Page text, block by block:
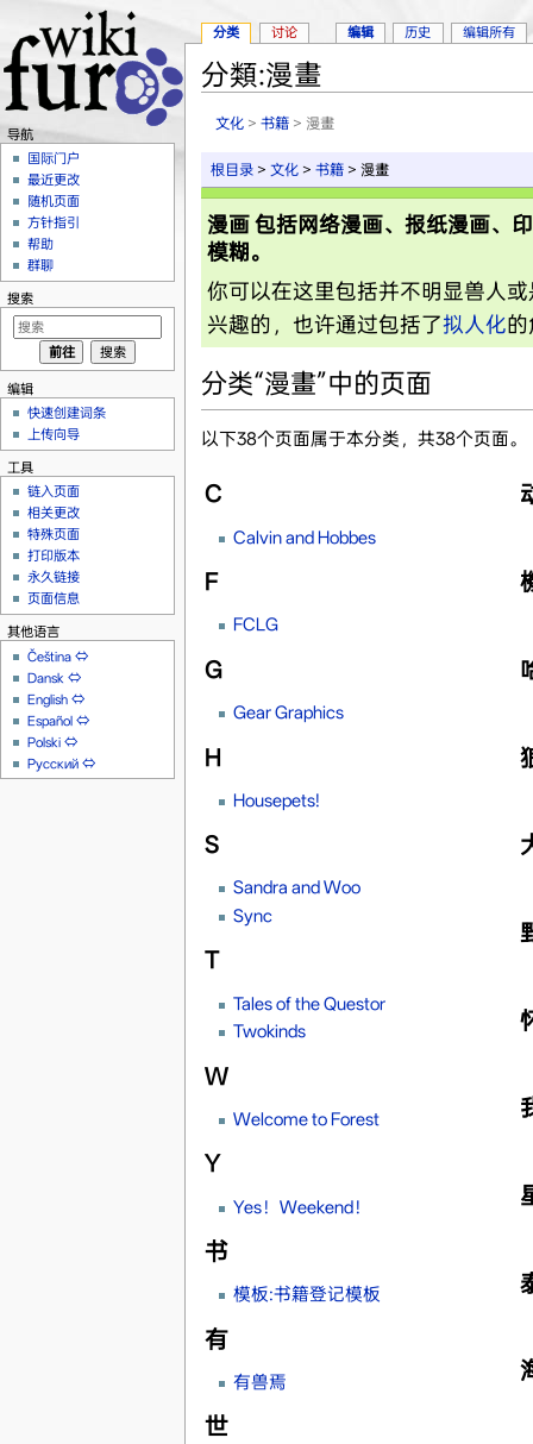
分類:漫畫
文化 >书籍 > 漫畫
根目录 >文化 >书籍 > 漫畫
漫画 包括网络漫画、报纸漫画、
模糊。
你可以在这里包括并不明显兽人
兴趣的，也许通过包括了拟人化
分类“漫畫”中的页面
以下38个页面属于本分类，共38个页面。
C
Calvin and Hobbes
F
FCLG
G
Gear Graphics
H
Housepets!
S
Sandra and Woo
Sync
T
Tales of the Questor
Twokinds
W
Welcome to Forest
Y
Yes！Weekend！
书
模板:书籍登记模板
有
有兽焉
世
分类 讨论 编辑 历史 编辑所有
导航
国际门户
最近更改
随机页面
方针指引
帮助
群聊
搜索
编辑
快速创建词条
上传向导
工具
链入页面
相关更改
特殊页面
打印版本
永久链接
页面信息
其他语言
Čeština ⇔
Dansk ⇔
English ⇔
Español ⇔
Polski ⇔
Русский ⇔